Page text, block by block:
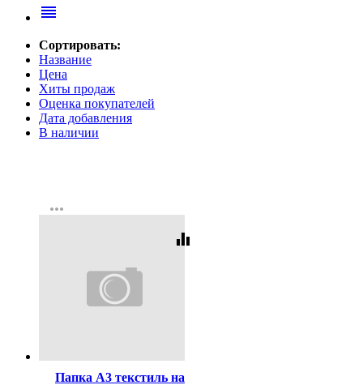
reorder
Сортировать:
Название
Цена
Хиты продаж
Оценка покупателей
Дата добавления
В наличии
more_horiz
equalizer
Папка А3 текстиль на